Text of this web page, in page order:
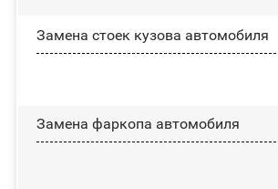
Замена стоек кузова автомобиля
Замена фаркопа автомобиля